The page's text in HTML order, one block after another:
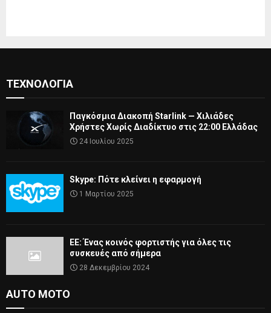
ΤΕΧΝΟΛΟΓΊΑ
Παγκόσμια Διακοπή Starlink — Χιλιάδες
Χρήστες Χωρίς Διαδίκτυο στις 22:00 Ελλάδας
24 Ιουλίου 2025
Skype: Πότε κλείνει η εφαρμογή
1 Μαρτίου 2025
ΕΕ: Ένας κοινός φορτιστής για όλες τις
συσκευές από σήμερα
28 Δεκεμβρίου 2024
AUTO MOTO